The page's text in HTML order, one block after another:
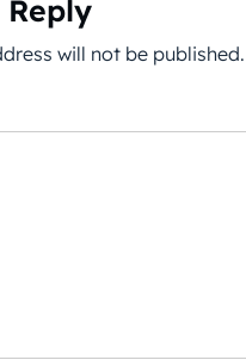
will not be published.